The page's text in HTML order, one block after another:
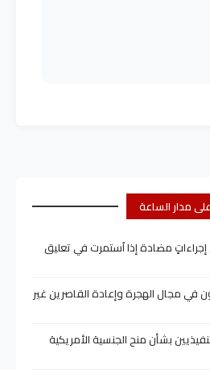
على مدار الساعة
مضادة إذا اُستمرت في تعليق
في مجال الهجرة وإعادة القاصرين غير
بشأن منح الجنسية الأمريكية